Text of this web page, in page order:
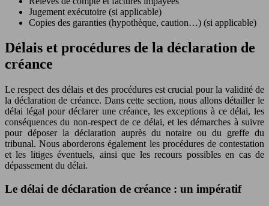
Jugement exécutoire (si applicable)
Copies des garanties (hypothèque, caution…) (si applicable)
Délais et procédures de la déclaration de
créance
Le respect des délais et des procédures est crucial pour la validité de
la déclaration de créance. Dans cette section, nous allons détailler le
délai légal pour déclarer une créance, les exceptions à ce délai, les
conséquences du non-respect de ce délai, et les démarches à suivre
pour déposer la déclaration auprès du notaire ou du greffe du
tribunal. Nous aborderons également les procédures de contestation
et les litiges éventuels, ainsi que les recours possibles en cas de
dépassement du délai.
Le délai de déclaration de créance : un impératif